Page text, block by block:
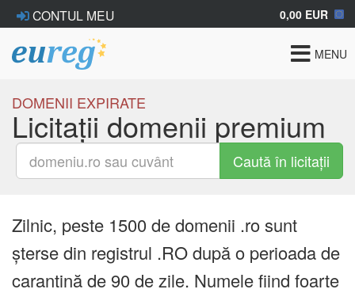
CONTUL MEU 0,00 EUR
Toggle
MENU
DOMENII EXPIRATE
Licitații domenii premium
Caută în licitații
Zilnic, peste 1500 de domenii .ro sunt
șterse din registrul .RO după o perioada de
carantină de 90 de zile. Numele fiind foarte